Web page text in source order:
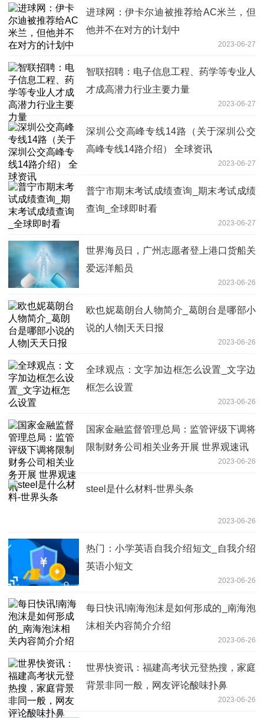
进球网：伊卡尔迪被推荐给AC米兰，但
他并不在对方的计划中
2023-06-27
智联招聘：电子信息工程、药学等专业人
才成高潜力行业主要力量
2023-06-27
深圳公交高峰专线14路（关于深圳公交
高峰专线14路介绍） 全球资讯
2023-06-27
普宁市期末考试成绩查询_期末考试成绩
查询_全球即时看
2023-06-27
世界海员日，广州志愿者登上港口货船关
爱远洋船员
2023-06-26
欧也妮葛朗台人物简介_葛朗台是哪部小
说的人物|天天日报
2023-06-26
全球观点：文字加边框怎么设置_文字边
框怎么设置
2023-06-26
国家金融监督管理总局：监管评级下调将
限制财务公司相关业务开展 世界观速讯
2023-06-26
steel是什么材料-世界头条
2023-06-26
热门：小学英语自我介绍短文_自我介绍
英语小短文
2023-06-26
每日快讯!南海泡沫是如何形成的_南海泡
沫相关内容简介介绍
2023-06-26
世界快资讯：福建高考状元登热搜，家庭
背景非同一般，网友评论酸味扑鼻
2023-06-26